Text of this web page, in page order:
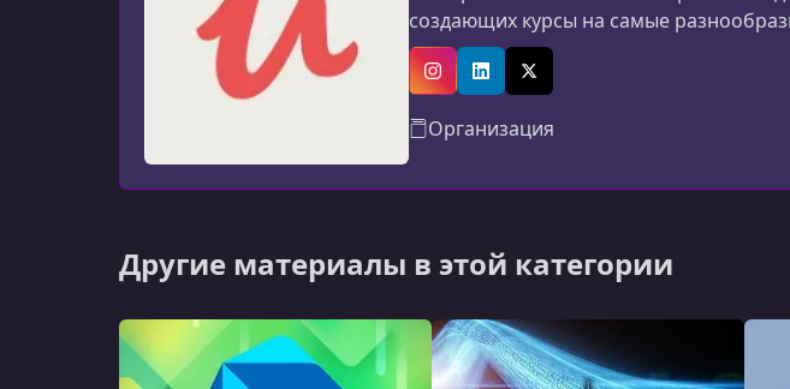
создающих курсы на самые
программирования и дизайна до
авторов: материалы создаются
InstagramLinkedInX (Twitter)
Организация
Другие материалы в этой категории